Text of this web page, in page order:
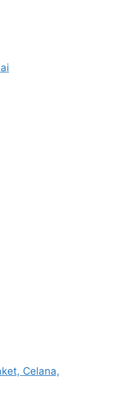
Celana,